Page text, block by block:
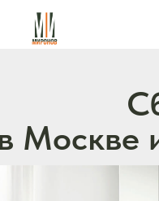
Москве и